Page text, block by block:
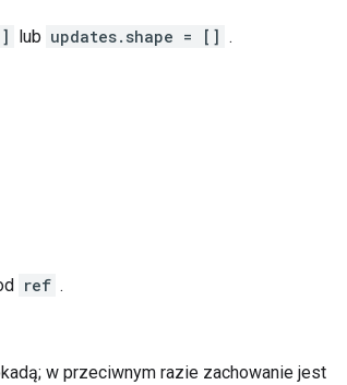
lub updates.shape = [] .
ref .
w przeciwnym razie zachowanie jest